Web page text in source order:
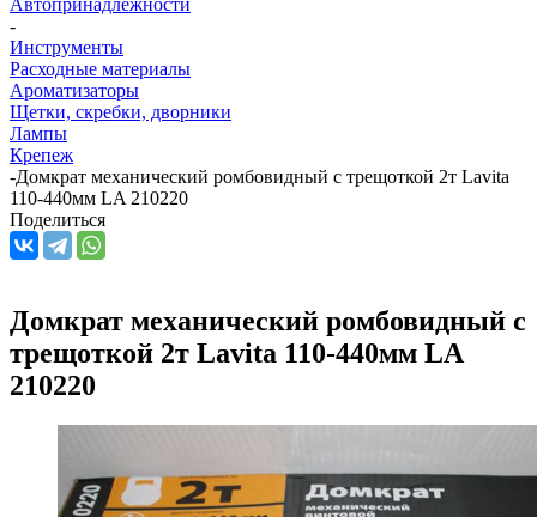
-
Инструменты
Расходные материалы
Ароматизаторы
Щетки, скребки, дворники
Лампы
Крепеж
-Домкрат механический ромбовидный с трещоткой 2т Lavita
110-440мм LA 210220
Поделиться
Домкрат механический ромбовидный с
трещоткой 2т Lavita 110-440мм LA
210220